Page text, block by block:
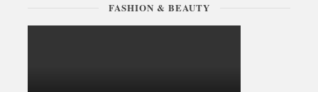
FASHION & BEAUTY